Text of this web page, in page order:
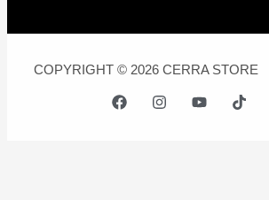
COPYRIGHT © 2026 CERRA STORE